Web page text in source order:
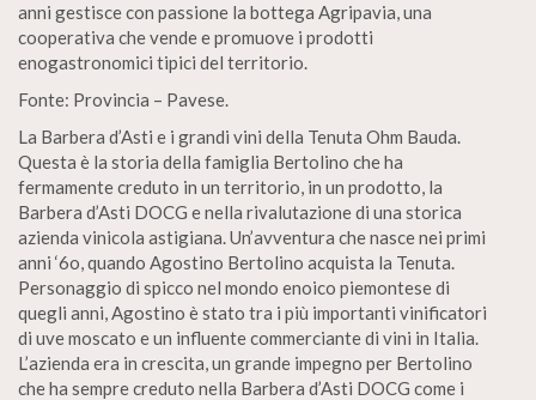
anni gestisce con passione la bottega Agripavia, una
cooperativa che vende e promuove i prodotti
enogastronomici tipici del territorio.
Fonte: Provincia – Pavese.
La Barbera d’Asti e i grandi vini della Tenuta Ohm Bauda.
Questa è la storia della famiglia Bertolino che ha
fermamente creduto in un territorio, in un prodotto, la
Barbera d’Asti DOCG e nella rivalutazione di una storica
azienda vinicola astigiana. Un’avventura che nasce nei primi
anni ‘6o, quando Agostino Bertolino acquista la Tenuta.
Personaggio di spicco nel mondo enoico piemontese di
quegli anni, Agostino è stato tra i più importanti vinificatori
di uve moscato e un influente commerciante di vini in Italia.
L’azienda era in crescita, un grande impegno per Bertolino
che ha sempre creduto nella Barbera d’Asti DOCG come i